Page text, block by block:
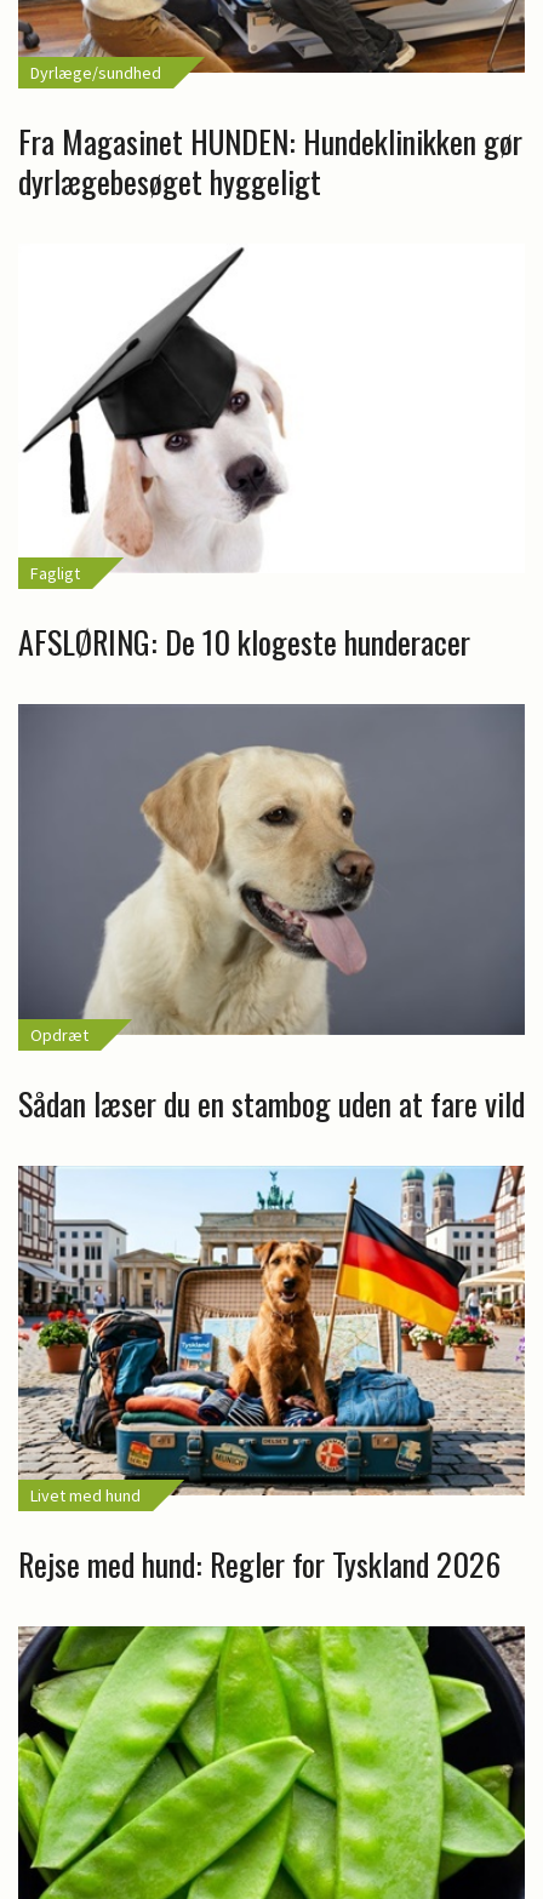
Dyrlæge/sundhed
Fra Magasinet HUNDEN: Hundeklinikken gør
dyrlægebesøget hyggeligt
Fagligt
AFSLØRING: De 10 klogeste hunderacer
Opdræt
Sådan læser du en stambog uden at fare vild
Livet med hund
Rejse med hund: Regler for Tyskland 2026